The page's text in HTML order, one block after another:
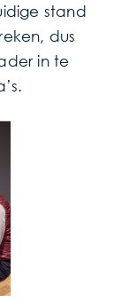
stand
dus
in te